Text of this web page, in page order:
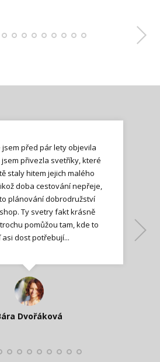
jsem před pár lety objevila
jsem přivezla svetříky, které
staly hitem jejich malého
doba cestování nepřeje,
plánování dobrodružství
Ty svetry fakt krásně
pomůžou tam, kde to
asi dost potřebují...
Dvořáková
Jana T.
Veleta Štěpánová
Ilona M.
Lenka K.
Nadšená zpráva
Perháčová
Smolková
Lenka K.